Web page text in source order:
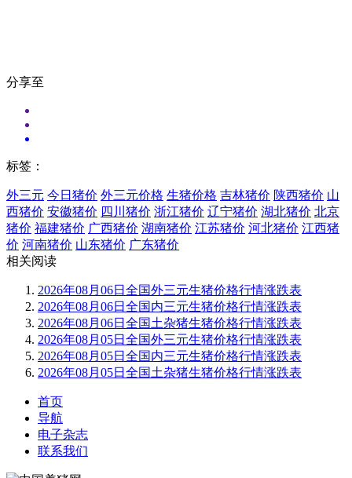
分享至
标签：
外三元 今日猪价 外三元价格 生猪价格 吉林猪价 陕西猪价 山
西猪价 安徽猪价 四川猪价 浙江猪价 辽宁猪价 湖北猪价 北京
猪价 福建猪价 广西猪价 湖南猪价 江苏猪价 河北猪价 江西猪
价 河南猪价 山东猪价 广东猪价
相关阅读
2026年08月06日全国外三元生猪价格行情涨跌表
2026年08月06日全国内三元生猪价格行情涨跌表
2026年08月06日全国土杂猪生猪价格行情涨跌表
2026年08月05日全国外三元生猪价格行情涨跌表
2026年08月05日全国内三元生猪价格行情涨跌表
2026年08月05日全国土杂猪生猪价格行情涨跌表
首页
导航
电子杂志
联系我们